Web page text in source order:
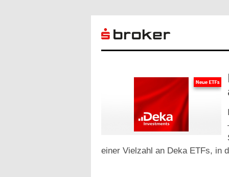
einer Vielzahl an Deka ETFs, in